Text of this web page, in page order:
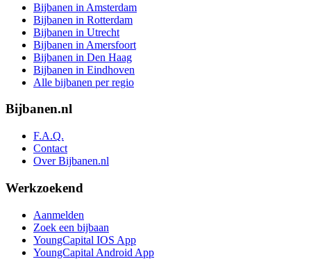
Bijbanen in Amsterdam
Bijbanen in Rotterdam
Bijbanen in Utrecht
Bijbanen in Amersfoort
Bijbanen in Den Haag
Bijbanen in Eindhoven
Alle bijbanen per regio
Bijbanen.nl
F.A.Q.
Contact
Over Bijbanen.nl
Werkzoekend
Aanmelden
Zoek een bijbaan
YoungCapital IOS App
YoungCapital Android App